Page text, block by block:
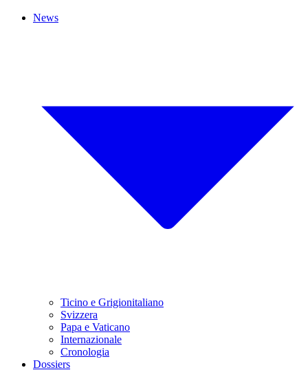
News
Ticino e Grigionitaliano
Svizzera
Papa e Vaticano
Internazionale
Cronologia
Dossiers